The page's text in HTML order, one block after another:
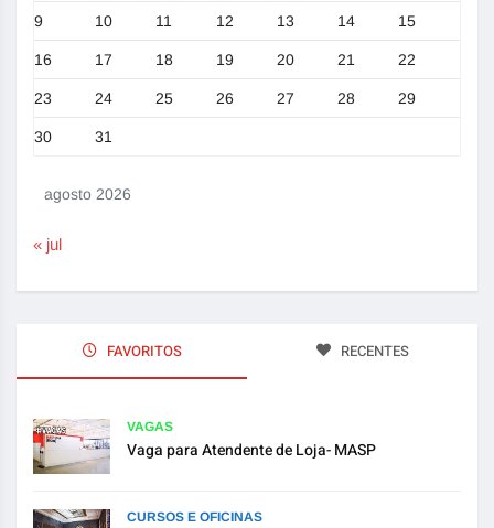
agosto 2026
9 10 11 12 13 14 15
16 17 18 19 20 21 22
23 24 25 26 27 28 29
30 31
« jul
FAVORITOS RECENTES
VAGAS
Vaga para Atendente de Loja- MASP
CURSOS E OFICINAS